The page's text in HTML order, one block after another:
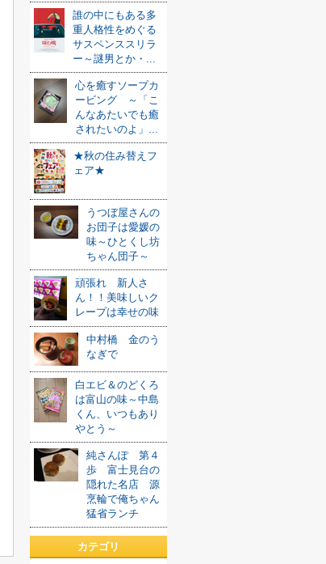
誰の中にもある多
重人格性をめぐる
サスペンススリラ
ー～謎男とか・...
心を癒すソープカ
ービング ～「こ
んなあたいでも癒
されたいのよ」...
★秋の住み替えフ
ェア★
うつぼ屋さんの
お団子は愛媛の
味～ひとくし坊
ちゃん団子～
頑張れ 新人さ
ん！！美味しいク
レープは幸せの味
中村橋 金のう
なぎで
白エビ＆のどくろ
は富山の味～中島
くん、いつもあり
やとう～
純さんぽ 第４
歩 富士見台の
隠れた名店 源
烹輪で俺ちゃん
猛省ランチ
カテゴリ